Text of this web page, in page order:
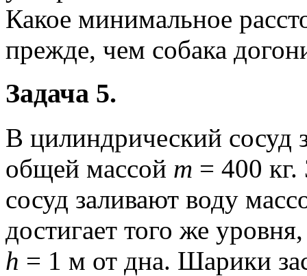
Какое минимальное
прежде, чем собака
Задача 5.
В цилиндрический сосуд
общей массой m = 400
сосуд заливают воду
достигает того же
h = 1 м от дна. Шарики